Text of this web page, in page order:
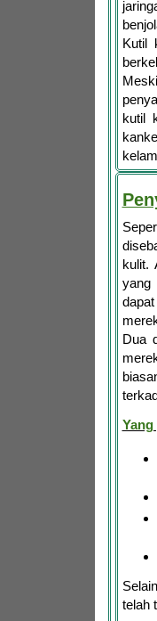
Kutil
kutil
kulit.
yang
Dua
telah